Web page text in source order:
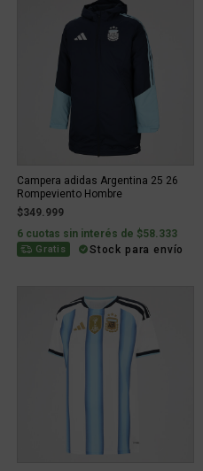
Campera adidas Argentina 25 26
Rompeviento Hombre
$349.999
6 cuotas sin interés de $58.333
Gratis Stock para envío